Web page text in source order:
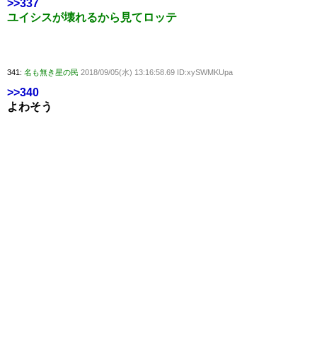
>>337
ユイシスが壊れるから見てロッテ
341: 名も無き星の民 2018/09/05(水) 13:16:58.69 ID:xySWMKUpa
>>340
よわそう